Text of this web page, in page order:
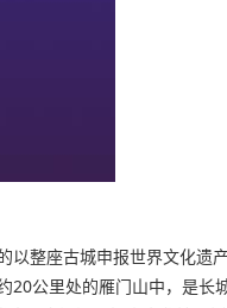
整座古城申报世界文化遗
公里处的雁门山中，是长